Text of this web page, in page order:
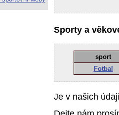
Sporty a
sport
Fotbal
Je v našich